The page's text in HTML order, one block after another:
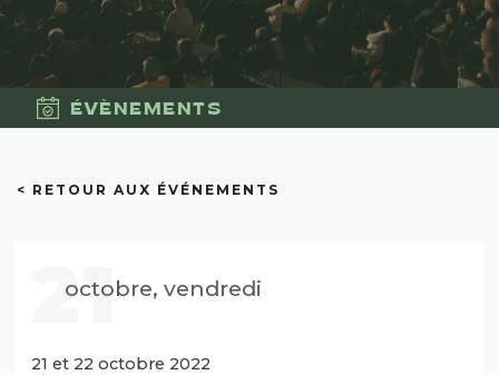
ÉVÈNEMENTS
< RETOUR AUX ÉVÉNEMENTS
21
octobre, vendredi
21 et 22 octobre 2022